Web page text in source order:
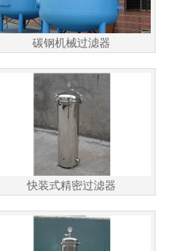
碳钢机械过滤器
快装式精密过滤器